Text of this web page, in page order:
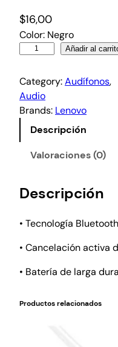
$16,00
Color: Negro
Añadir al
Category:Audífonos
Audio
Brands: Lenovo
Descripción
Valoraciones (0)
Descripción
• Tecnología
• Cancelación activa
• Batería de larga
Productos relacionados